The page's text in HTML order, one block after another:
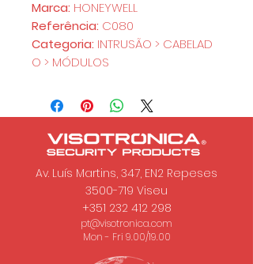
Marca: HONEYWELL
Referência: C080
Categoria: INTRUSÃO > CABELAD
O > MÓDULOS
Av. Luís Martins, 347, EN2 Repeses
3500-719 Viseu
+351 232 412 298
pt@visotronica.com
Mon - Fri 9.00/19.00